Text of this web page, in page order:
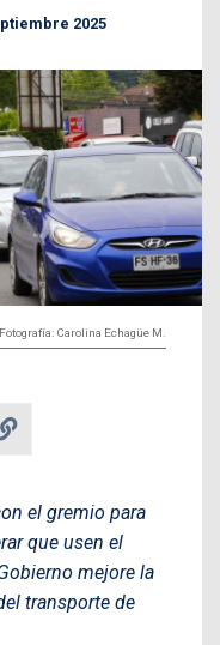
2025
Fotografía: Carolina Echagüe M.
el gremio para
que usen el
mejore la
transporte de